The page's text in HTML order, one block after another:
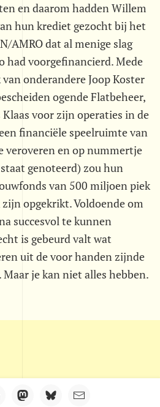
en daarom hadden Willem
hun krediet gezocht bij het
AMRO dat al menige slag
had voorgefinancierd. Mede
onderandere Joop Koster
ogende Flatbeheer,
voor zijn operaties in de
financiële speelruimte van
veroveren en op nummertje
genoteerd) zou hun
van 500 miljoen piek
opgekrikt. Voldoende om
succesvol te kunnen
is gebeurd valt wat
uit de voor handen zijnde
je kan niet alles hebben.